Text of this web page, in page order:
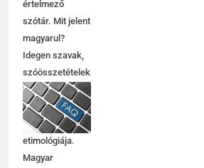
értelmező
szótár. Mit jelent
magyarul?
Idegen szavak,
szóösszetételek
jelentése,
magyarázata,
használata,
etimológiája.
Magyar
6